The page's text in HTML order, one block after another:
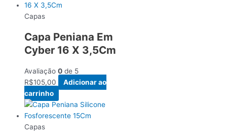
Capas
Capa Peniana Em
Cyber 16 X 3,5Cm
Avaliação 0 de 5
R$105,00
Adicionar ao
carrinho
Capas